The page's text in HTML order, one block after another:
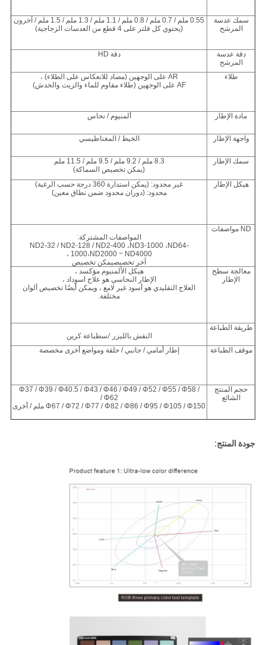
سمك عدسة
المرشح
0.55 ملم / 0.7 ملم / 0.8 ملم / 1.1 ملم / 1.3 ملم / 1.5 ملم / آخرون
(يحتوي كل فلتر على 4 قطع من العدسات الزجاجية)
دقة عدسة
المرشح
دقة HD
طلاء
AR على الوجهين (مضاد للانعكاس على الطلاء) ،
AF على الوجهين (طلاء مقاوم للماء والزيت والخدش)
مادة الإطار ألمنيوم / نحاس
واجهة الإطار الخيط / المغناطيسي
سمك الإطار
8.3 ملم / 9.2 ملم / 9.5 ملم / 11.5 ملم
(يمكن تخصيص السماكة)
هيكل الإطار
غير محدود: (يمكن استدارة 360 درجة حسب الرغبة)
محدود: (دوران محدود ضمن نطاق معين)
ND مواصفات
المواصفات المشتركة:
ND2-32 / ND2-128 / ND2-400 ، ND3-1000 ، ND64-
1000، ND2000 ~ ND4000 ،
آخر تخصيصيمكن تخصيص
معالجة سطح
الإطار
هيكل الألمنيوم مؤكسد ،
الإطار النحاسي هو علاج اسوداد ،
العلاج التقليدي هو أسود غير لامع ، ويمكن أيضًا تخصيص ألوان
مختلفة.
طريقة الطباعة
النقش بالليزر/سطباعة كرين
موقف الطباعة
إطار أمامي / جانبي / حلقة ومواضع أخرى مخصصة
حجم المنتج
الشائع
Φ37 / Φ39 / Φ40.5 / Φ43 / Φ46 / Φ49 / Φ52 / Φ55 / Φ58 /
Φ62 /
Φ67 / Φ72 / Φ77 / Φ82 / Φ86 / Φ95 / Φ105 / Φ150 ملم / أخرى
جودة المنتج: